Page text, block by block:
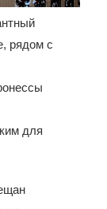
рядом с
для